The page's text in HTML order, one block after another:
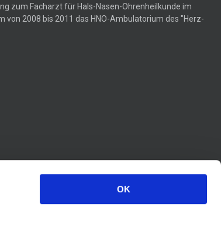
OK
zum Facharzt für Hals-Nasen-Ohrenheilkunde im
2008 bis 2011 das HNO-Ambulatorium des "Herz-